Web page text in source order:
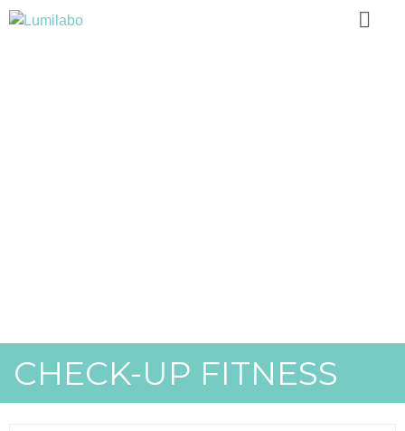
CHECK-UP FITNESS